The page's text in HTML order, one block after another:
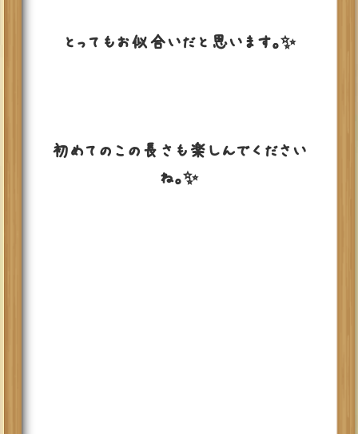
とってもお似合いだと思います。✨
初めてのこの長さも楽しんでください
ね。✨